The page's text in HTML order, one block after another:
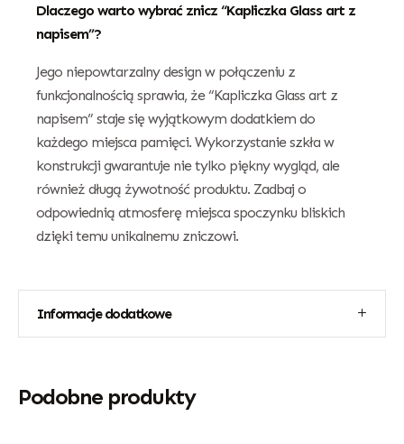
Dlaczego warto wybrać znicz “Kapliczka Glass art z
napisem”?
Jego niepowtarzalny design w połączeniu z
funkcjonalnością sprawia, że “Kapliczka Glass art z
napisem” staje się wyjątkowym dodatkiem do
każdego miejsca pamięci. Wykorzystanie szkła w
konstrukcji gwarantuje nie tylko piękny wygląd, ale
również długą żywotność produktu. Zadbaj o
odpowiednią atmosferę miejsca spoczynku bliskich
dzięki temu unikalnemu zniczowi.
Informacje dodatkowe
Podobne produkty